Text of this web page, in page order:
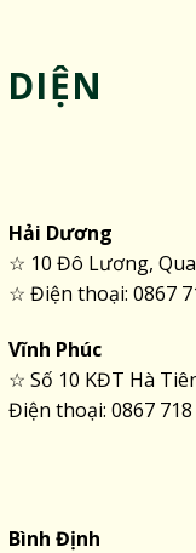
Hải Dương
☆ 10 Đô Lương,
☆ Điện thoại: 0867
Vĩnh Phúc
☆ Số 10 KĐT Hà
Điện thoại: 0867 718
Bình Định